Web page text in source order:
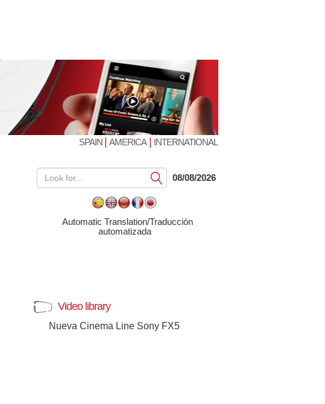
SPAIN | AMERICA| INTERNATIONAL
Submit08/08/2026
Automatic Translation/Traducción
automatizada
Video library
Nueva Cinema Line Sony FX5